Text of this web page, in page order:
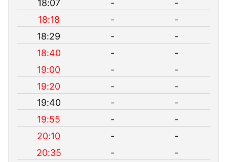
18:07
-
-
18:18
-
-
18:29
-
-
18:40
-
-
19:00
-
-
19:20
-
-
19:40
-
-
19:55
-
-
20:10
-
-
20:35
-
-